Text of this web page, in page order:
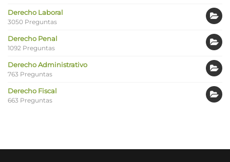
Derecho Laboral
3050 Preguntas
Derecho Penal
1092 Preguntas
Derecho Administrativo
763 Preguntas
Derecho Fiscal
663 Preguntas